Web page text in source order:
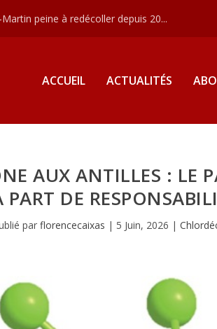
peine à redécoller depuis 20...
ACCUEIL ACTUALITÉS
AUX ANTILLES : LE
PART DE
par florencecaixas | 5 Juin, 2026 |